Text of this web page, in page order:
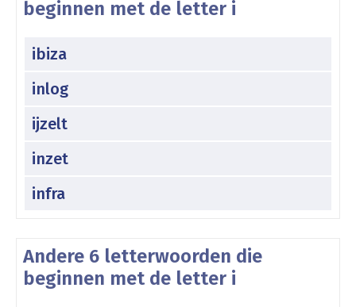
beginnen met de letter i
ibiza
inlog
ijzelt
inzet
infra
Andere 6 letterwoorden die
beginnen met de letter i